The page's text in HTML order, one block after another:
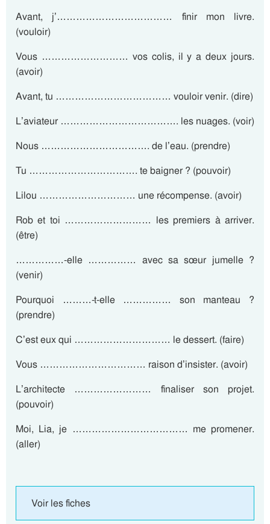
Avant, j’……………………………… finir mon livre.
(vouloir)
Vous ……………………… vos colis, il y a deux jours.
(avoir)
Avant, tu ……………………………… vouloir venir. (dire)
L’aviateur ………………………………. les nuages. (voir)
Nous ……………………………. de l’eau. (prendre)
Tu ……………………………. te baigner ? (pouvoir)
Lilou ………………………… une récompense. (avoir)
Rob et toi ……………………… les premiers à arriver.
(être)
……………-elle …………… avec sa sœur jumelle ?
(venir)
Pourquoi ………-t-elle …………… son manteau ?
(prendre)
C’est eux qui ………………………… le dessert. (faire)
Vous …………………………… raison d’insister. (avoir)
L’architecte …………………… finaliser son projet.
(pouvoir)
Moi, Lia, je ……………………………… me promener.
(aller)
Voir les fiches